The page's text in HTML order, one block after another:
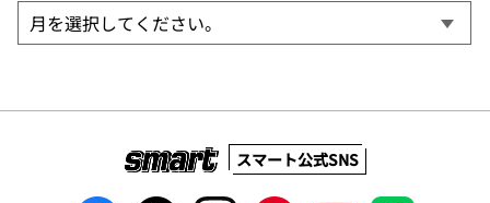
スマート公式SNS